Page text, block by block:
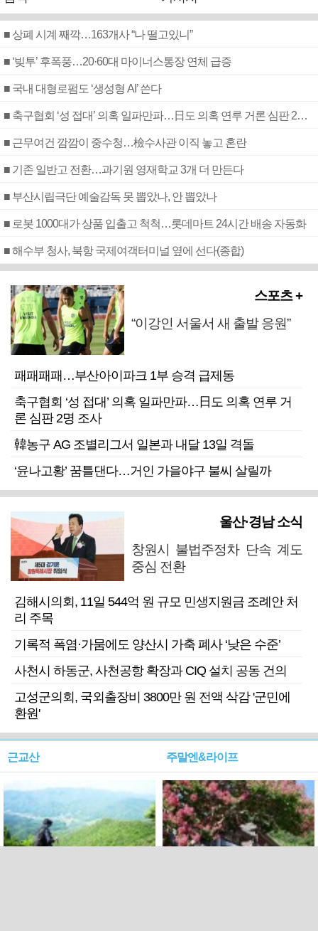
■ 상폐 시계 째깍…163개사 “나 떨고있니”
■ ‘빚투’ 후폭풍…20·60대 마이너스통장 연체 급증
■ 국내 대형로펌도 ‘생성형 AI’ 쓴다
■ 축구협회 ‘성 접대’ 의혹 일파만파…日도 의혹 연루 거론 심판 2명 조사
■ 근무여건 깜깜이 중수청…檢수사관 이직 놓고 혼란
■ 기존 일반고 전환…과기원 영재학교 3개 더 만든다
■ 부산시립극단 예술감독 못 뽑았나, 안 뽑았나
■ 로봇 1000대가 상품 입출고 척척…롯데마트 24시간 배송 자동화
■ 해수부 청사, 북항 국제여객터미널 옆에 선다(종합)
스포츠 +
“이강인 서울서 새 출발 응원”
패패패패…부산아이파크 1부 승격 급제동
축구협회 ‘성 접대’ 의혹 일파만파…日도 의혹 연루 거
론 심판 2명 조사
韓농구 AG 조별리그서 일본과 내달 13일 격돌
‘윤나고황’ 꿈틀댄다…거인 가을야구 불씨 살릴까
울산·경남 소식
창원시 불법주정차 단속 계도
중심 전환
김해시의회, 11일 544억 원 규모 민생지원금 조례안 처
리 주목
기록적 폭염·가뭄에도 양산시 가축 폐사 ‘낮은 수준’
사천시 하동군, 사천공항 확장과 CIQ 설치 공동 건의
고성군의회, 국외출장비 3800만 원 전액 삭감 '군민에
환원'
근교산 주말엔&라이프